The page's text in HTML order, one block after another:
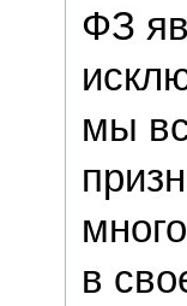
ФЗ
мы
в